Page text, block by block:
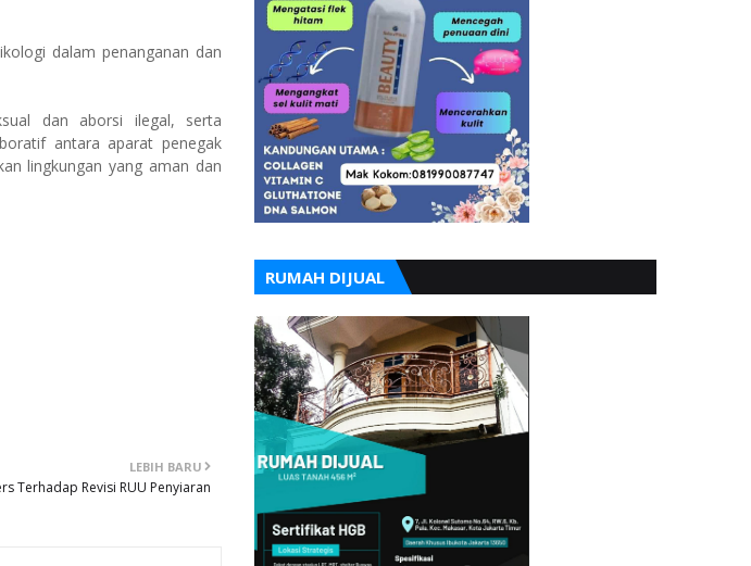
dalam penanganan dan
dan aborsi ilegal, serta
antara aparat penegak
lingkungan yang aman dan
LEBIH BARU
Terhadap Revisi RUU Penyiaran
RUMAH DIJUAL